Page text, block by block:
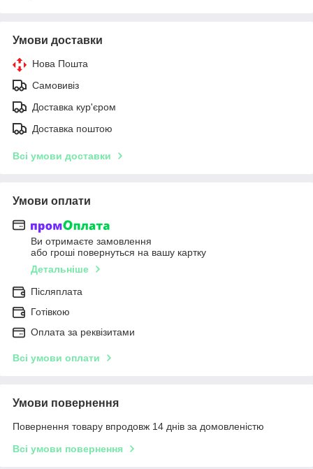
Умови доставки
Нова Пошта
Самовивіз
Доставка кур'єром
Доставка поштою
Всі умови доставки
Умови оплати
Ви отримаєте замовлення
або гроші повернуться на вашу картку
Детальніше
Післяплата
Готівкою
Оплата за реквізитами
Всі умови оплати
Умови повернення
Повернення товару впродовж 14 днів за домовленістю
Всі умови повернення